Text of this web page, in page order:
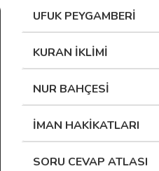
UFUK PEYGAMBERİ
KURAN İKLİMİ
NUR BAHÇESİ
İMAN HAKİKATLARI
SORU CEVAP ATLASI